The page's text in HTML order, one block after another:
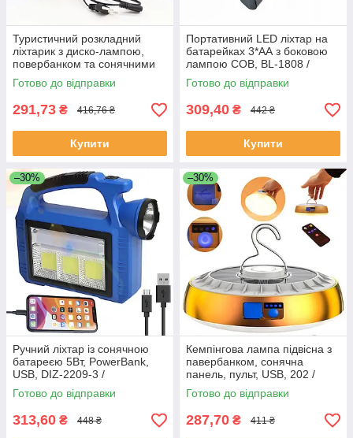
Туристичний розкладний
ліхтарик з диско-лампою,
повербанком та сонячними
панелями SX-6808T, Чорний
/ Ручним ліхтарик
Готово до відправки
291,73 ₴ 416,76 ₴
Купити
Портативний LED ліхтар на
батарейках 3*АА з боковою
лампою COB, BL-1808 /
Туристичний ліхтар-
прожектор
Готово до відправки
309,40 ₴ 442 ₴
Купити
–30%
Ручний ліхтар із сонячною
батареєю 5Вт, PowerBank,
USB, DIZ-2209-3 /
Кемпінговий ліхтар
акумуляторний
Готово до відправки
313,60 ₴ 448 ₴
–30%
Кемпінгова лампа підвісна з
павербанком, сонячна
панель, пульт, USB, 202 /
Акумуляторний ліхтар
світильник
Готово до відправки
287,70 ₴ 411 ₴